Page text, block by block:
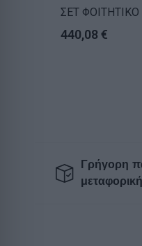
ΣΕΤ
440,08 €
Γρήγορη